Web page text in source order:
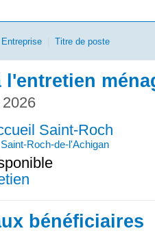
Entreprise Titre de poste
l'entretien
Saint-Roch
Saint-Roch-de-l'Achigan
bénéficiaires